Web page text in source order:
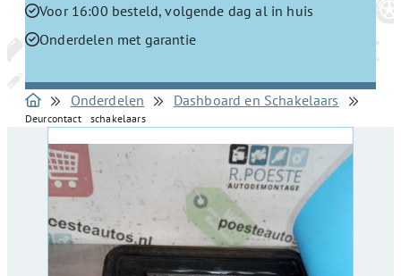
Voor 16:00 besteld, volgende dag al in huis
Onderdelen met garantie
Onderdelen Dashboard en Schakelaars
Deurcontact schakelaars